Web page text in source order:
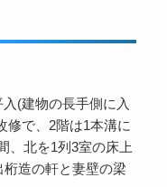
(建物の長手側に入
修で、2階は1本溝に
、北を1列3室の床上
造の軒と妻壁の梁